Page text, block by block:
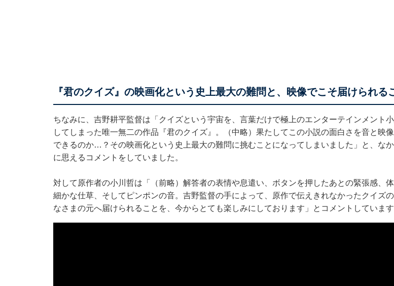
『君のクイズ』の映画化という史上最大の難問と、映像でこそ届けられる
ちなみに、吉野耕平監督は「クイズという宇宙を、言葉だけで極上のエンターテインメント
してしまった唯一無二の作品『君のクイズ』。（中略）果たしてこの小説の面白さを音と映
できるのか…？その映画化という史上最大の難問に挑むことになってしまいました」と、な
に思えるコメントをしていました。
対して原作者の小川哲は「（前略）解答者の表情や息遣い、ボタンを押したあとの緊張感、
細かな仕草、そしてピンポンの音。吉野監督の手によって、原作で伝えきれなかったクイズ
なさまの元へ届けられることを、今からとても楽しみにしております」とコメントしています